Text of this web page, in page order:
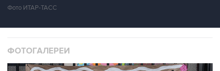
Фото ИТАР-ТАСС
ФОТОГАЛЕРЕИ